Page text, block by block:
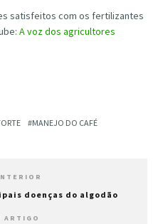
satisfeitos com os fertilizantes
A voz dos agricultores
MANEJO DO CAFÉ
doenças do algodão
ARTIGO